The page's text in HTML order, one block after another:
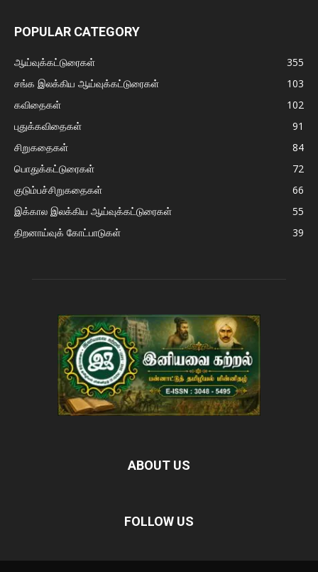
POPULAR CATEGORY
ஆய்வுக்கட்டுரைகள்
355
சங்க இலக்கிய ஆய்வுக்கட்டுரைகள்
103
கவிதைகள்
102
புதுக்கவிதைகள்
91
சிறுகதைகள்
84
பொதுக்கட்டுரைகள்
72
குடும்பச்சிறுகதைகள்
66
இக்கால இலக்கிய ஆய்வுக்கட்டுரைகள்
55
திறனாய்வுக் கோட்பாடுகள்
39
ABOUT US
FOLLOW US